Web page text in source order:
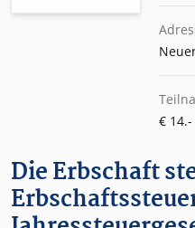
€ 14.-
Die Erbschaft